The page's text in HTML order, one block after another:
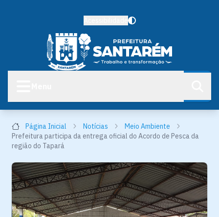
Página Inicial Notícias
Meio Ambiente
Prefeitura participa da entrega oficial do Acordo de Pesca da
região do Tapará